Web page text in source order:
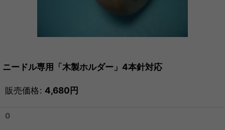
ニードル専用「木製ホルダー」4本針対応
販売価格: 4,680円
0